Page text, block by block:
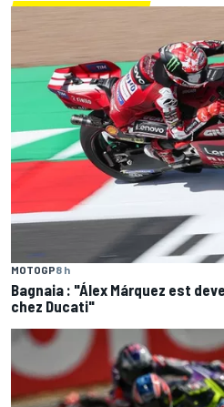
MOTOGP8 h
Bagnaia : "Álex Márquez est
chez Ducati"